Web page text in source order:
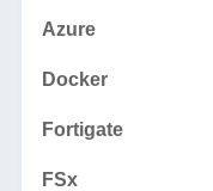
Azure
Docker
Fortigate
FSx